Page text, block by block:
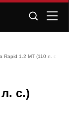
Rapid 1.2 MT (110 л. с.)
с.)